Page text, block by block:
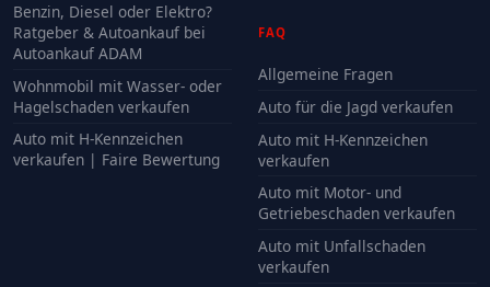
Benzin, Diesel oder Elektro?
Ratgeber & Autoankauf bei
Autoankauf ADAM
Wohnmobil mit Wasser- oder
Hagelschaden verkaufen
Auto mit H-Kennzeichen
verkaufen | Faire Bewertung
FAQ
Allgemeine Fragen
Auto für die Jagd verkaufen
Auto mit H-Kennzeichen
verkaufen
Auto mit Motor- und
Getriebeschaden verkaufen
Auto mit Unfallschaden
verkaufen